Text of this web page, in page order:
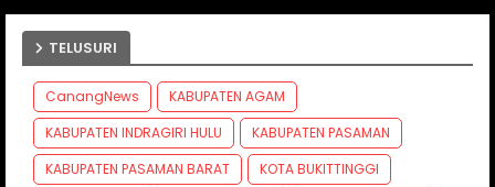
TELUSURI
CanangNews
KABUPATEN AGAM
KABUPATEN INDRAGIRI HULU
KABUPATEN PASAMAN
KABUPATEN PASAMAN BARAT
KOTA BUKITTINGGI